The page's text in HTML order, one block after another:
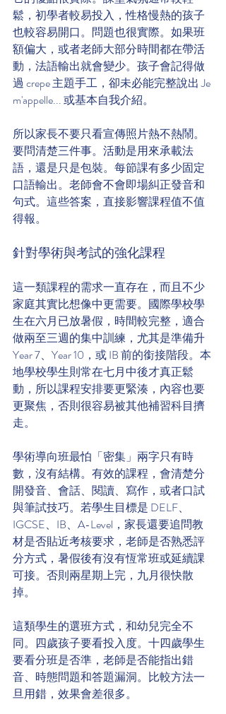
鬆，初學者較易投入，性格慢熱的孩子
也較容易開口。問題也很實際。如果班
額偏大，或者老師大部分時間都在帶活
動，法語輸出就會變少。孩子會記得做
過 crepe 主題手工，卻未必能完整說出 Je
m'appelle... 或基本自我介紹。
所以家長不要只看宣傳照片熱不熱鬧。
要問清楚三件事。活動是用來承載法
語，還是只是包裝。每節課有多少固定
口語輸出。老師會不會即場糾正發音和
句式。這些答案，直接影響課程值不值
得報。
針對學術與考試的強化課程
這一類課程的需求一直存在，而且不少
家庭其實比想像中更需要。國際學校學
生在六月已放暑假，時間較完整，適合
做兩至三週的集中訓練，尤其是準備升
Year 7、Year 10，或 IB 前的銜接階段。本
地學校學生則常在七月中後才真正鬆
動，所以課程安排要更緊湊，內容也要
更聚焦，否則很容易被其他補習科目擠
走。
學術導向班最怕「密集」兩字只有時
數，沒有結構。有效的課程，會清楚分
開發音、會話、閱讀、寫作，或者口試
與筆試技巧。若學生目標是 DELF、
IGCSE、IB、A-Level，家長還要追問教
材是否貼近考核要求，老師是否熟悉評
分方式，暑假後有沒有恆常班或延續課
可接。否則兩星期上完，九月很快散
掉。
這類學生的選班方式，和幼兒完全不
同。四歲孩子要看投入度。十四歲學生
要看分班是否準，老師是否能指出錯
音、時態問題和答題漏洞。比較方法一
旦用錯，效果會差很多。